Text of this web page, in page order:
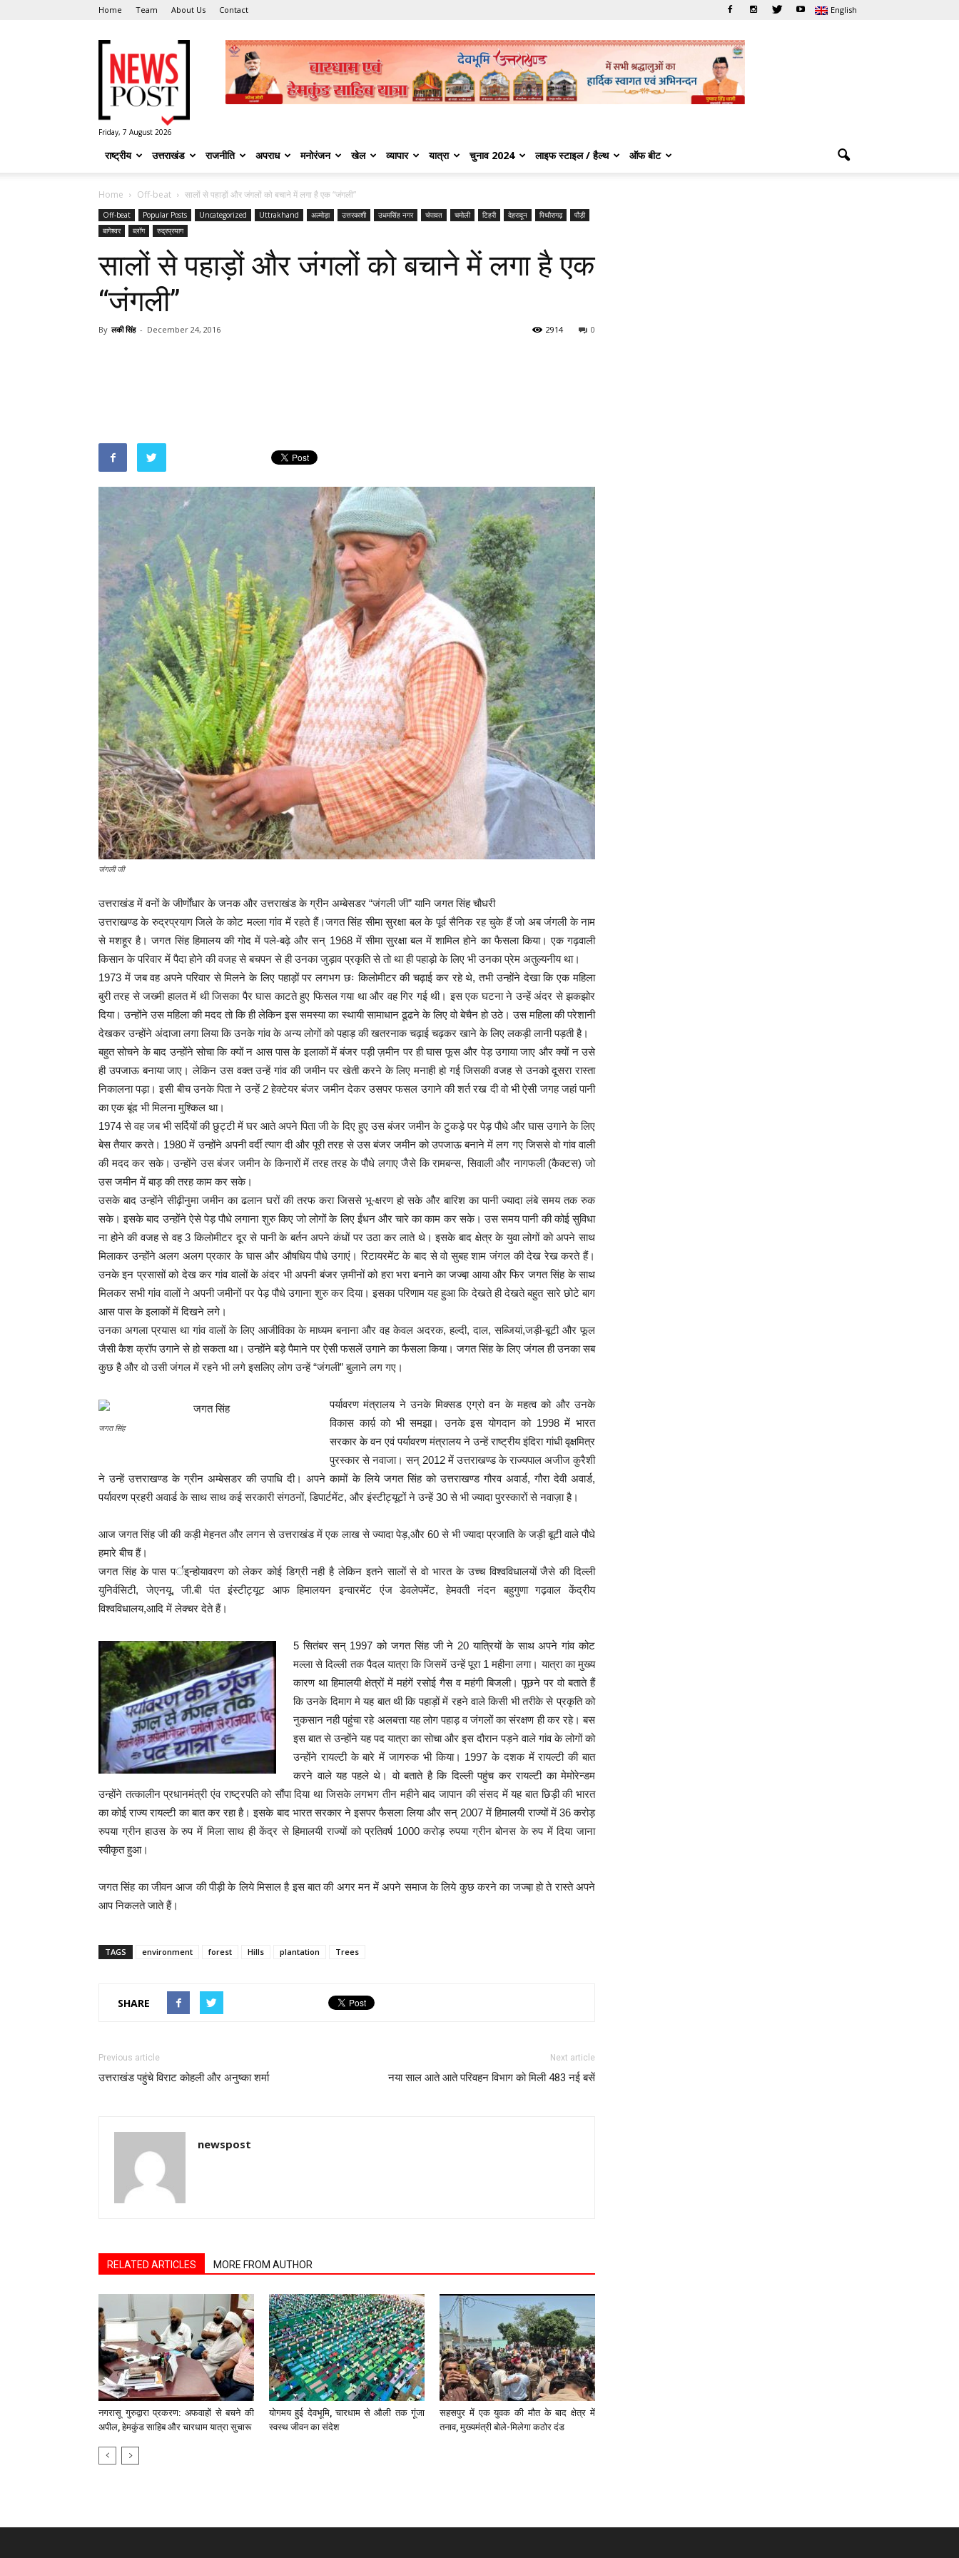
Home Team About Us Contact English
Post
Friday, 7 August 2026
राष्ट्रीय उत्तराखंड राजनीति अपराध मनोरंजन खेल व्यापार यात्रा चुनाव 2024 लाइफ स्टाइल / हैल्थ ऑफ बीट
Home Off-beat सालों से पहाड़ों और जंगलों को बचाने में लगा है एक “जंगली”
Off-beat Popular Posts Uncategorized Uttrakhand अल्मोड़ा उत्तरकाशी उधमसिंह नगर चंपावत चमोली टिहरी देहरादून पिथौरागढ़
पौड़ी
बागेश्वर
ब्लॉग रुद्रप्रयाग
सालों से पहाड़ों और जंगलों को बचाने में लगा है एक
“जंगली”
By लकी सिंह - December 24, 2016 0
2914
जंगली जी
उत्तराखंड में वनों के जीर्णोंधार के जनक और उत्तराखंड के ग्रीन अम्बेसडर “जंगली जी” यानि जगत सिंह चौधरी
उत्तराखण्ड के रुद्रप्रयाग जिले के कोट मल्ला गांव में रहते हैं।जगत सिंह सीमा सुरक्षा बल के पूर्व सैनिक रह चुके हैं जो अब जंगली के नाम
से मशहूर है। जगत सिंह हिमालय की गोद में पले-बढ़े और सन् 1968 में सीमा सुरक्षा बल में शामिल होने का फैसला किया। एक गढ़वाली
किसान के परिवार में पैदा होने की वजह से बचपन से ही उनका जुड़ाव प्रकृति से तो था ही पहाड़ो के लिए भी उनका प्रेम अतुल्यनीय था।
1973 में जब वह अपने परिवार से मिलने के लिए पहाड़ों पर लगभग छः किलोमीटर की चढ़ाई कर रहे थे, तभी उन्होंने देखा कि एक महिला
बुरी तरह से जख्मी हालत में थी जिसका पैर घास काटते हुए फिसल गया था और वह गिर गई थी। इस एक घटना ने उन्हें अंदर से झकझोर
दिया। उन्होंने उस महिला की मदद तो कि ही लेकिन इस समस्या का स्थायी सामाधान ढूढने के लिए वो बेचैन हो उठे। उस महिला की परेशानी
देखकर उन्होंने अंदाजा लगा लिया कि उनके गांव के अन्य लोगों को पहाड़ की खतरनाक चढ़ाई चढ़कर खाने के लिए लकड़ी लानी पड़ती है।
बहुत सोचने के बाद उन्होंने सोचा कि क्यों न आस पास के इलाकों में बंजर पड़ी ज़मीन पर ही घास फूस और पेड़ उगाया जाए और क्यों न उसे
ही उपजाऊ बनाया जाए। लेकिन उस वक्त उन्हें गांव की जमीन पर खेती करने के लिए मनाही हो गई जिसकी वजह से उनको दूसरा रास्ता
निकालना पड़ा। इसी बीच उनके पिता ने उन्हें 2 हेक्टेयर बंजर जमीन देकर उसपर फसल उगाने की शर्त रख दी वो भी ऐसी जगह जहां पानी
का एक बूंद भी मिलना मुश्किल था।
1974 से वह जब भी सर्दियों की छुट्टी में घर आते अपने पिता जी के दिए हुए उस बंजर जमीन के टुकड़े पर पेड़ पौधे और घास उगाने के लिए
बेस तैयार करते। 1980 में उन्होंने अपनी वर्दी त्याग दी और पूरी तरह से उस बंजर जमीन को उपजाऊ बनाने में लग गए जिससे वो गांव वाली
की मदद कर सके। उन्होंने उस बंजर जमीन के किनारों में तरह तरह के पौधे लगाए जैसे कि रामबन्स, सिवाली और नागफली (कैक्टस) जो
उस जमीन में बाड़ की तरह काम कर सके।
उसके बाद उन्होंने सीढ़ीनुमा जमीन का ढलान घरों की तरफ करा जिससे भू-क्षरण हो सके और बारिश का पानी ज्यादा लंबे समय तक रुक
सके। इसके बाद उन्होंने ऐसे पेड़ पौधे लगाना शुरु किए जो लोगों के लिए ईंधन और चारे का काम कर सके। उस समय पानी की कोई सुविधा
ना होने की वजह से वह 3 किलोमीटर दूर से पानी के बर्तन अपने कंधों पर उठा कर लाते थे। इसके बाद क्षेत्र के युवा लोगों को अपने साथ
मिलाकर उन्होंने अलग अलग प्रकार के घास और औषधिय पौधे उगाएं। रिटायरमेंट के बाद से वो सुबह शाम जंगल की देख रेख करते हैं।
उनके इन प्रसासों को देख कर गांव वालों के अंदर भी अपनी बंजर ज़मीनों को हरा भरा बनाने का जज्बा़ आया और फिर जगत सिंह के साथ
मिलकर सभी गांव वालों ने अपनी जमीनों पर पेड़ पौधे उगाना शुरु कर दिया। इसका परिणाम यह हुआ कि देखते ही देखते बहुत सारे छोटे बाग
आस पास के इलाकों में दिखने लगे।
उनका अगला प्रयास था गांव वालों के लिए आजीविका के माध्यम बनाना और वह केवल अदरक, हल्दी, दाल, सब्जियां,जड़ी-बूटी और फूल
जैसी कैश क्रॉप उगाने से हो सकता था। उन्होंने बड़े पैमाने पर ऐसी फसलें उगाने का फैसला किया। जगत सिंह के लिए जंगल ही उनका सब
कुछ है और वो उसी जंगल में रहने भी लगे इसलिए लोग उन्हें “जंगली” बुलाने लग गए।
जगत सिंह
पर्यावरण मंत्रालय ने उनके मिक्सड एग्रो वन के महत्व को और उनके
विकास कार्य़ को भी समझा। उनके इस योगदान को 1998 में भारत
सरकार के वन एवं पर्यावरण मंत्रालय ने उन्हें राष्ट्रीय इंदिरा गांधी वृक्षमित्र
पुरस्कार से नवाजा। सन् 2012 में उत्तराखण्ड के राज्यपाल अजीज कुरैशी
ने उन्हें उत्तराखण्ड के ग्रीन अम्बेसडर की उपाधि दी। अपने कामों के लिये जगत सिंह को उत्तराखण्ड गौरव अवार्ड, गौरा देवी अवार्ड,
पर्यावरण प्रहरी अवार्ड के साथ साथ कई सरकारी संगठनों, डिपार्टमेंट, और इंस्टीट्यूटों ने उन्हें 30 से भी ज्यादा पुरस्कारों से नवाज़ा है।
आज जगत सिंह जी की कड़ी मेहनत और लगन से उत्तराखंड में एक लाख से ज्यादा पेड़,और 60 से भी ज्यादा प्रजाति के जड़ी बूटी वाले पौधे
हमारे बीच हैं।
जगत सिंह के पास पर्इ्न्होयावरण को लेकर कोई डिग्री नही है लेकिन इतने सालों से वो भारत के उच्च विश्वविधालयों जैसे की दिल्ली
युनिर्वसिटी, जेएनयू, जी.बी पंत इंस्टीट्यूट आफ हिमालयन इन्वारमेंट एंज डेवलेपमेंट, हेमवती नंदन बहुगुणा गढ़वाल केंद्रीय
विश्वविधालय,आदि में लेक्चर देते हैं।
5 सितंबर सन् 1997 को जगत सिंह जी ने 20 यात्रियों के साथ अपने गांव कोट
मल्ला से दिल्ली तक पैदल यात्रा कि जिसमें उन्हें पूरा 1 महीना लगा। यात्रा का मुख्य
कारण था हिमालयी क्षेत्रों में महंगें रसोई गैस व महंगी बिजली। पूछने पर वो बताते हैं
कि उनके दिमाग मे यह बात थी कि पहाड़ों में रहने वाले किसी भी तरीके से प्रकृति को
नुकसान नही पहुंचा रहे अलबत्ता यह लोग पहाड़ व जंगलों का संरक्षण ही कर रहे। बस
इस बात से उन्होंने यह पद यात्रा का सोचा और इस दौरान पड़ने वाले गांव के लोगों को
उन्होंने रायल्टी के बारे में जागरुक भी किया। 1997 के दशक में रायल्टी की बात
करने वाले यह पहले थे। वो बताते है कि दिल्ली पहुंच कर रायल्टी का मेमोरेन्डम
उन्होंने तत्कालीन प्रधानमंत्री एंव राष्ट्रपति को सौंपा दिया था जिसके लगभग तीन महीने बाद जापान की संसद में यह बात छिड़ी की भारत
का कोई राज्य रायल्टी का बात कर रहा है। इसके बाद भारत सरकार ने इसपर फैसला लिया और सन् 2007 में हिमालयी राज्यों में 36 करोड़
रुपया ग्रीन हाउस के रुप में मिला साथ ही केंद्र से हिमालयी राज्यों को प्रतिवर्ष 1000 करोड़ रुपया ग्रीन बोनस के रुप में दिया जाना
स्वीकृत हुआ।
जगत सिंह का जीवन आज की पीड़ी के लिये मिसाल है इस बात की अगर मन में अपने समाज के लिये कुछ करने का जज्बा़ हो ते रास्ते अपने
आप निकलते जाते हैं।
TAGS environment forest Hills plantation Trees
SHARE
Previous article
उत्तराखंड पहुंचे विराट कोहली और अनुष्का शर्मा
Next article
नया साल आते आते परिवहन विभाग को मिली 483 नई बसें
newspost
RELATED ARTICLES MORE FROM AUTHOR
नगरासू गुरुद्वारा प्रकरण: अफवाहों से बचने की
अपील, हेमकुंड साहिब और चारधाम यात्रा सुचारू
योगमय हुई देवभूमि, चारधाम से औली तक गूंजा
स्वस्थ जीवन का संदेश
सहसपुर में एक युवक की मौत के बाद क्षेत्र में
तनाव, मुख्यमंत्री बोले-मिलेगा कठोर दंड